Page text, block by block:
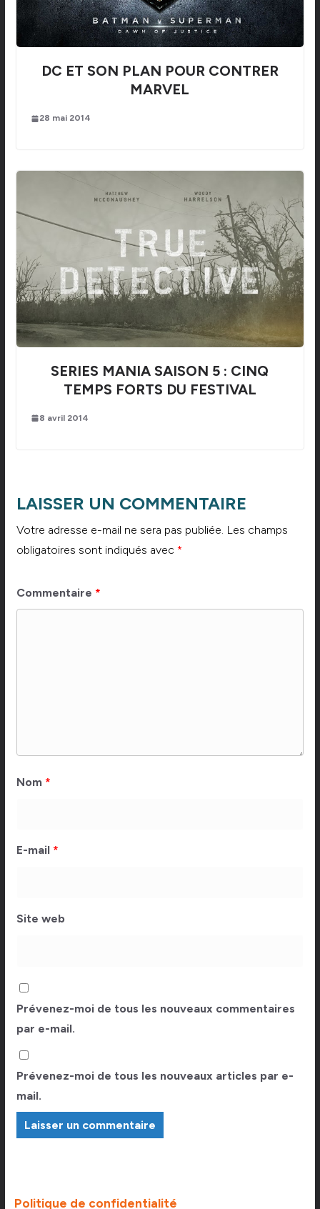
DC ET SON PLAN POUR CONTRER
MARVEL
28 mai 2014
SERIES MANIA SAISON 5 : CINQ
TEMPS FORTS DU FESTIVAL
8 avril 2014
LAISSER UN COMMENTAIRE
Votre adresse e-mail ne sera pas publiée. Les champs
obligatoires sont indiqués avec *
Commentaire *
Nom *
E-mail *
Site web
Prévenez-moi de tous les nouveaux commentaires
par e-mail.
Prévenez-moi de tous les nouveaux articles par e-
mail.
Politique de confidentialité